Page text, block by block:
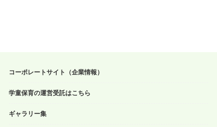
コーポレートサイト（企業情報）
学童保育の運営受託はこちら
ギャラリー集